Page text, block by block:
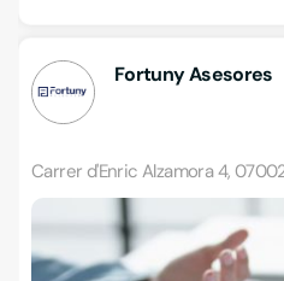
Fortuny Asesores
Carrer d'Enric Alzamora 4,